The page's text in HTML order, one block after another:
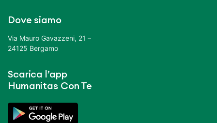
Dove siamo
Via Mauro Gavazzeni, 21 –
24125 Bergamo
Scarica l’app
Humanitas Con Te